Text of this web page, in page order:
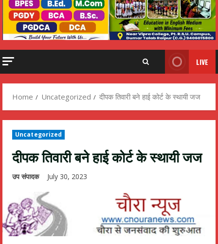
LIVE
Home Uncategorized दीपक तिवारी बने हाई कोर्ट के स्थायी जज
Uncategorized
दीपक तिवारी बने हाई कोर्ट के स्थायी जज
उप संपादक July 30, 2023